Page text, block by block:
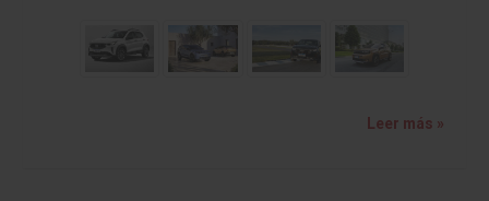
Leer más »